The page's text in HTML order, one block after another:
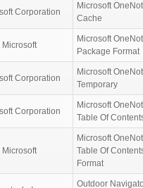
Corporation
Microsoft
Cache
Microsoft
Microsoft
Package Format
Corporation
Microsoft
Temporary
Corporation
Microsoft
Table Of
Microsoft
Microsoft
Table Of
Format
Outdoor